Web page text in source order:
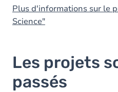
Plus d'informations sur le
Science"
Les projets
passés